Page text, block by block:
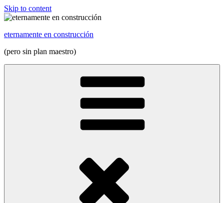
Skip to content
eternamente en construcción
(pero sin plan maestro)